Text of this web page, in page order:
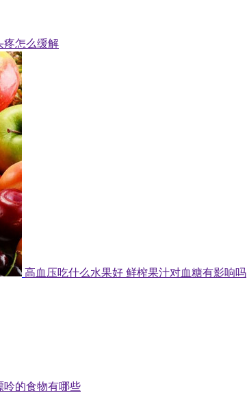
疼怎么缓解
高血压吃什么水果好 鲜榨果汁对血糖有影响吗
呤的食物有哪些